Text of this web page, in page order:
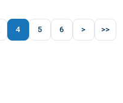
4 5 6 > >>